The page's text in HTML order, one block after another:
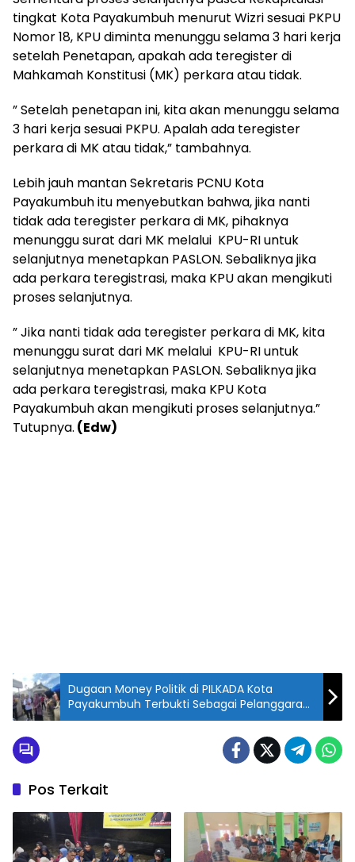
tingkat Kota Payakumbuh menurut Wizri sesuai PKPU
Nomor 18, KPU diminta menunggu selama 3 hari kerja
setelah Penetapan, apakah ada teregister di
Mahkamah Konstitusi (MK) perkara atau tidak.
” Setelah penetapan ini, kita akan menunggu selama
3 hari kerja sesuai PKPU. Apalah ada teregister
perkara di MK atau tidak,” tambahnya.
Lebih jauh mantan Sekretaris PCNU Kota
Payakumbuh itu menyebutkan bahwa, jika nanti
tidak ada teregister perkara di MK, pihaknya
menunggu surat dari MK melalui KPU-RI untuk
selanjutnya menetapkan PASLON. Sebaliknya jika
ada perkara teregistrasi, maka KPU akan mengikuti
proses selanjutnya.
” Jika nanti tidak ada teregister perkara di MK, kita
menunggu surat dari MK melalui KPU-RI untuk
selanjutnya menetapkan PASLON. Sebaliknya jika
ada perkara teregistrasi, maka KPU Kota
Payakumbuh akan mengikuti proses selanjutnya.”
Tutupnya. (Edw)
Dugaan Money Politik di PILKADA Kota
Payakumbuh Terbukti Sebagai Pelanggaran
Pidana Pemilihan
Pos Terkait